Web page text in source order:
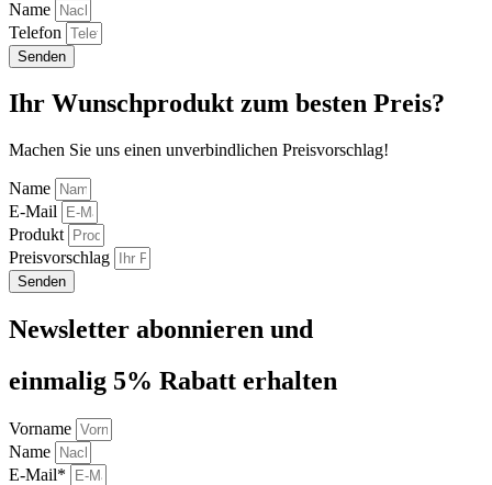
Name
Telefon
Senden
Ihr Wunschprodukt zum besten Preis?
Machen Sie uns einen unverbindlichen Preisvorschlag!
Name
E-Mail
Produkt
Preisvorschlag
Senden
Newsletter abonnieren und
einmalig 5% Rabatt erhalten
Vorname
Name
E-Mail*